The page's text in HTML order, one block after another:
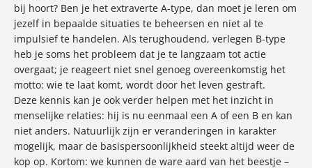
bij hoort? Ben je het extraverte A-type, dan moet je leren om
jezelf in bepaalde situaties te beheersen en niet al te
impulsief te handelen. Als terughoudend, verlegen B-type
heb je soms het probleem dat je te langzaam tot actie
overgaat; je reageert niet snel genoeg overeenkomstig het
motto: wie te laat komt, wordt door het leven gestraft.
Deze kennis kan je ook verder helpen met het inzicht in
menselijke relaties: hij is nu eenmaal een A of een B en kan
niet anders. Natuurlijk zijn er veranderingen in karakter
mogelijk, maar de basispersoonlijkheid steekt altijd weer de
kop op. Kortom: we kunnen de ware aard van het beestje –